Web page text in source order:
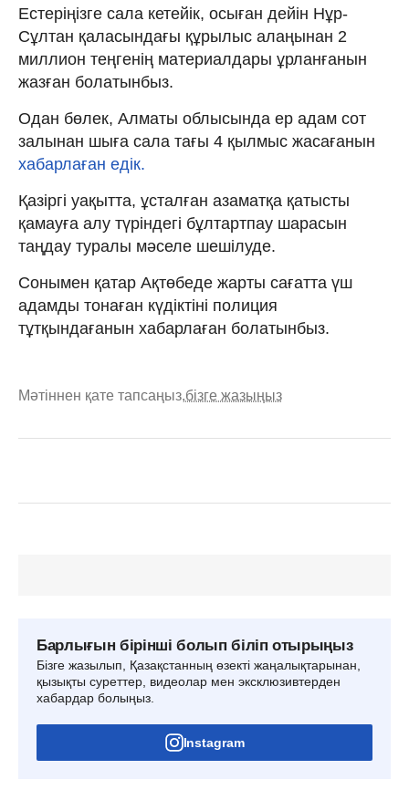
Естеріңізге сала кетейік, осыған дейін Нұр-
Сұлтан қаласындағы құрылыс алаңынан 2
миллион теңгенің материалдары ұрланғанын
жазған болатынбыз.
Одан бөлек, Алматы облысында ер адам сот
залынан шыға сала тағы 4 қылмыс жасағанын
хабарлаған едік.
Қазіргі уақытта, ұсталған азаматқа қатысты
қамауға алу түріндегі бұлтартпау шарасын
таңдау туралы мәселе шешілуде.
Сонымен қатар Ақтөбеде жарты сағатта үш
адамды тонаған күдіктіні полиция
тұтқындағанын хабарлаған болатынбыз.
Мәтіннен қате тапсаңыз,бізге жазыңыз
Барлығын бірінші болып біліп отырыңыз
Бізге жазылып, Қазақстанның өзекті жаңалықтарынан,
қызықты суреттер, видеолар мен эксклюзивтерден
хабардар болыңыз.
Instagram